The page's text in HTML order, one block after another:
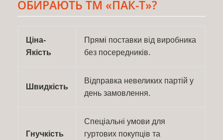
ОБИРАЮТЬ ТМ «ПАК-Т»?
Ціна-
Якість
Прямі поставки від виробника
без посередників.
Швидкість
Відправка невеликих партій у
день замовлення.
Гнучкість
Спеціальні умови для
гуртових покупців та